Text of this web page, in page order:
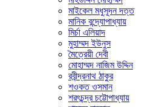
মাইকেল মধুসূদন দত্ত
মানিক বন্দ্যোপাধ্যায়
মির্চা এলিয়াদ
মুহাম্মদ ইউনুস
মৈত্রেয়ী দেবী
মোহাম্মদ নাজিম উদ্দিন
রবীন্দ্রনাথ ঠাকুর
শওকত ওসমান
শরৎচন্দ্র চট্টোপাধ্যায়